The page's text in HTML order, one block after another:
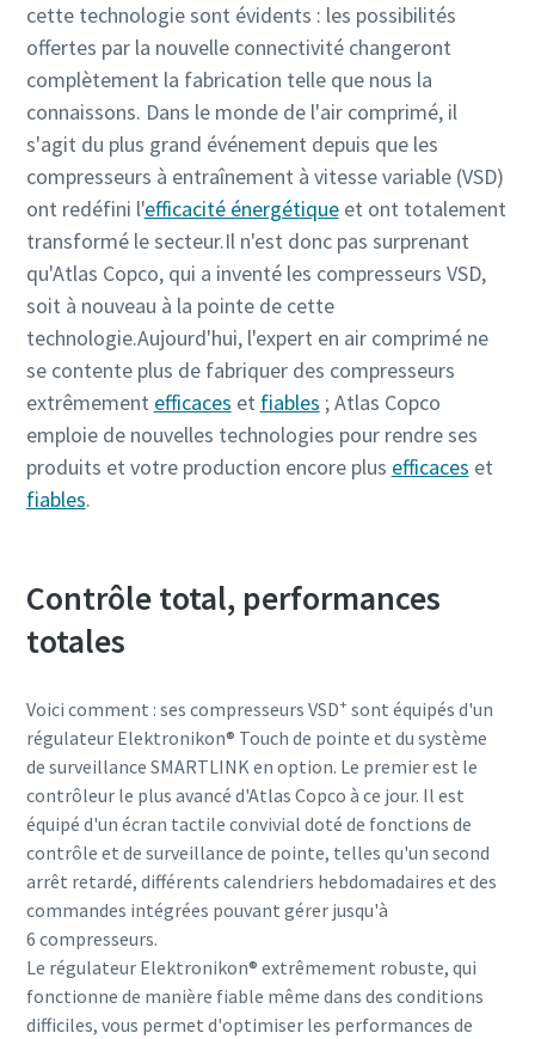
cette technologie sont évidents : les possibilités
offertes par la nouvelle connectivité changeront
complètement la fabrication telle que nous la
connaissons. Dans le monde de l'air comprimé, il
s'agit du plus grand événement depuis que les
compresseurs à entraînement à vitesse variable (VSD)
ont redéfini l'efficacité énergétiqueet ont totalement
transformé le secteur.Il n'est donc pas surprenant
qu'Atlas Copco, qui a inventé les compresseurs VSD,
soit à nouveau à la pointe de cette
technologie.Aujourd'hui, l'expert en air comprimé ne
se contente plus de fabriquer des compresseurs
extrêmement efficaces et fiables ; Atlas Copco
emploie de nouvelles technologies pour rendre ses
produits et votre production encore plus efficaces et
fiables.
Contrôle total, performances
totales
Voici comment : ses compresseurs VSD+ sont équipés d'un
régulateur Elektronikon® Touch de pointe et du système
de surveillance SMARTLINK en option. Le premier est le
contrôleur le plus avancé d'Atlas Copco à ce jour. Il est
équipé d'un écran tactile convivial doté de fonctions de
contrôle et de surveillance de pointe, telles qu'un second
arrêt retardé, différents calendriers hebdomadaires et des
commandes intégrées pouvant gérer jusqu'à
6 compresseurs.
Le régulateur Elektronikon® extrêmement robuste, qui
fonctionne de manière fiable même dans des conditions
difficiles, vous permet d'optimiser les performances de